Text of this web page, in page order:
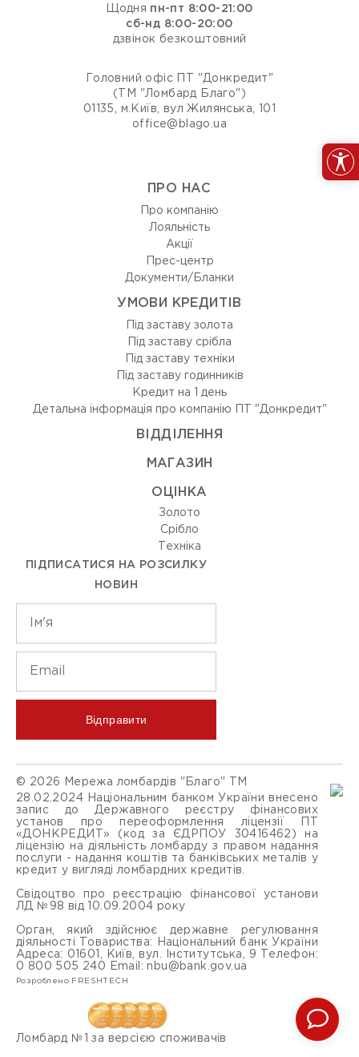
Оплата готівкою
Очистити фільтри
Щодня
пн-пт 8:00-21:00
сб-нд 8:00-20:00
дзвінок безкоштовний
Головний офіс ПТ "Донкредит"
(ТМ "Ломбард Благо")
01135, м.Київ, вул Жилянська, 101
office@blago.ua
ПРО НАС
Про компанію
Лояльність
Акції
Прес-центр
Документи/Бланки
УМОВИ КРЕДИТІВ
Під заставу золота
Під заставу срібла
Під заставу техніки
Під заставу годинників
Кредит на 1 день
Детальна інформація про компанію ПТ "Донкредит"
ВIДДIЛЕННЯ
МАГАЗИН
ОЦIНКА
Золото
Срiбло
Технiка
ПІДПИСАТИСЯ НА РОЗСИЛКУ
НОВИН
Відправити
© 2026 Мережа ломбардів "Благо" ТМ
28.02.2024 Національним банком України внесено
запис до Державного реєстру фінансових
установ про переоформлення ліцензії ПТ
«ДОНКРЕДИТ» (код за ЄДРПОУ 30416462) на
ліцензію на діяльність ломбарду з правом надання
послуги - надання коштів та банківських металів у
кредит у вигляді ломбардних кредитів.
Свідоцтво про реєстрацію фінансової установи
ЛД №98 від 10.09.2004 року
Орган, який здійснює державне регулювання
діяльності Товариства: Національний банк України
Адреса: 01601, Київ, вул. Інститутська, 9 Телефон:
0 800 505 240 Email: nbu@bank.gov.ua
Розроблено FRESHTECH
Ломбард №1 за версією споживачів